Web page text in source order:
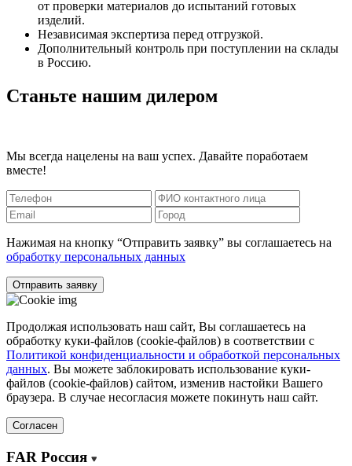
от проверки материалов до испытаний готовых
изделий.
Независимая экспертиза перед отгрузкой.
Дополнительный контроль при поступлении на склады
в Россию.
Станьте нашим дилером
Мы всегда нацелены на ваш успех. Давайте поработаем
вместе!
Нажимая на кнопку “Отправить заявку” вы соглашаетесь на
обработку персональных данных
Отправить заявку
Продолжая использовать наш сайт, Вы соглашаетесь на
обработку куки-файлов (cookie-файлов) в соответствии с
Политикой конфиденциальности и обработкой персональных
данных. Вы можете заблокировать использование куки-
файлов (cookie-файлов) сайтом, изменив настойки Вашего
браузера. В случае несогласия можете покинуть наш сайт.
Согласен
FAR Россия